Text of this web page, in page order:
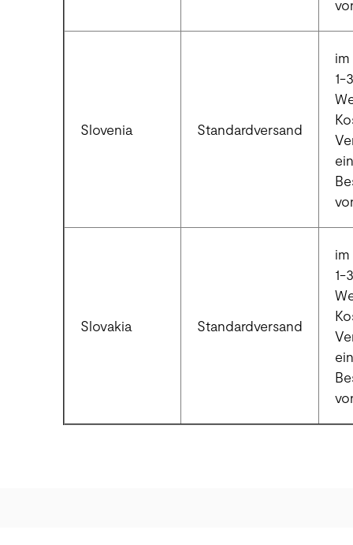
Slovenia Standardversand
1-3
Slovakia Standardversand
1-3